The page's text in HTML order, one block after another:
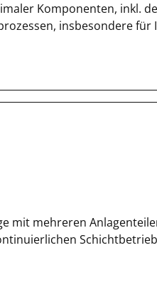
Komponenten, inkl.
insbesondere für
mit mehreren